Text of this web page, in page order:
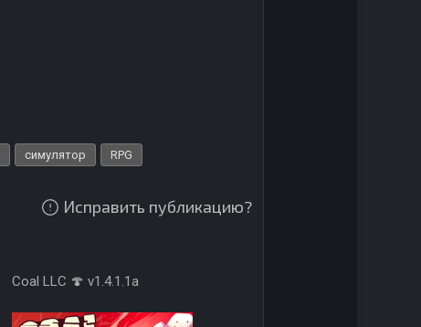
симулятор RPG
Исправить публикацию?
Coal LLC 🍄 v1.4.1.1a